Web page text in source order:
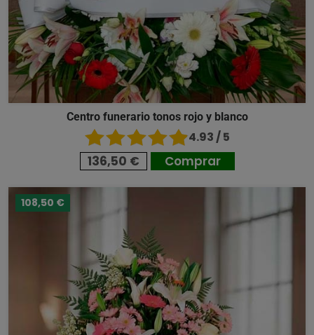
Centro funerario tonos rojo y blanco
4.93 / 5
136,50 € Comprar
108,50 €